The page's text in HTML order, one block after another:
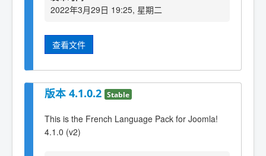
2022年3月29日 19:25, 星期二
查看文件
版本 4.1.0.2 Stable
This is the French Language Pack for Joomla!
4.1.0 (v2)